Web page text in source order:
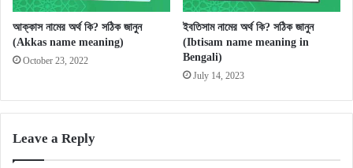
আক্কাস নামের অর্থ কি? সঠিক জানুন
(Akkas name meaning)
October 23, 2022
ইবতিসাম নামের অর্থ কি? সঠিক জানুন
(Ibtisam name meaning in
Bengali)
July 14, 2023
Leave a Reply